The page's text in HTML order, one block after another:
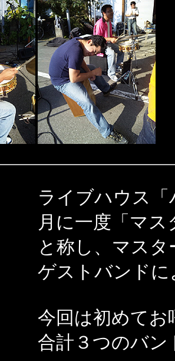
ライブハウス
月に一度「マ
と称し、マス
ゲストバンド
今回は初めて
合計３つのバ